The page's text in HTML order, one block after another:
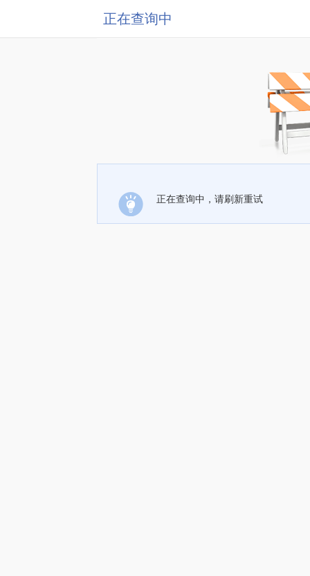
正在查询中
正在查询中，请刷新重试